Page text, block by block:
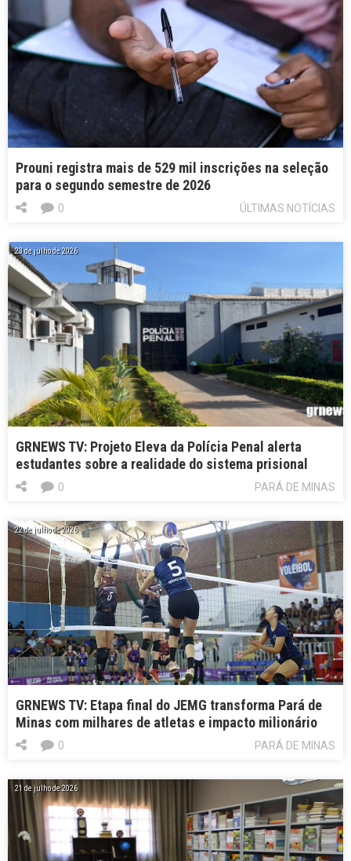
Prouni registra mais de 529 mil inscrições na seleção
para o segundo semestre de 2026
ÚLTIMAS NOTÍCIAS
0
23 de julho de 2026
GRNEWS TV: Projeto Eleva da Polícia Penal alerta
estudantes sobre a realidade do sistema prisional
PARÁ DE MINAS
0
22 de julho de 2026
GRNEWS TV: Etapa final do JEMG transforma Pará de
Minas com milhares de atletas e impacto milionário
PARÁ DE MINAS
0
21 de julho de 2026